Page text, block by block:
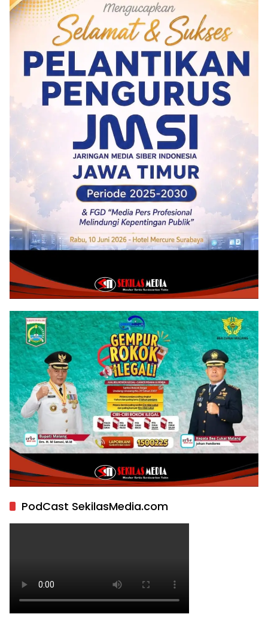
PodCast SekilasMedia.com